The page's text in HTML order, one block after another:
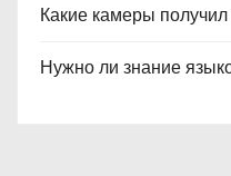
Какие камеры
Нужно ли знание